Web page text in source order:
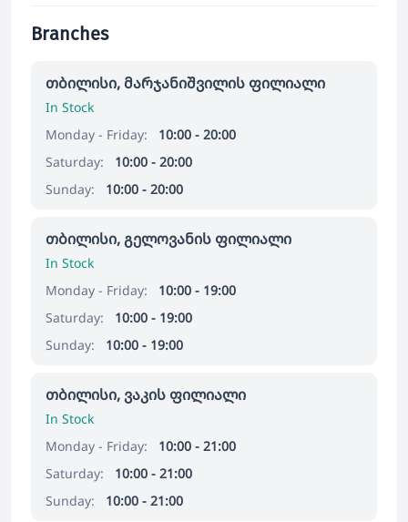
Branches
თბილისი, მარჯანიშვილის ფილიალი
In Stock
Monday - Friday:
10:00 - 20:00
Saturday:
10:00 - 20:00
Sunday:
10:00 - 20:00
თბილისი, გელოვანის ფილიალი
In Stock
Monday - Friday:
10:00 - 19:00
Saturday:
10:00 - 19:00
Sunday:
10:00 - 19:00
თბილისი, ვაკის ფილიალი
In Stock
Monday - Friday:
10:00 - 21:00
Saturday:
10:00 - 21:00
Sunday:
10:00 - 21:00